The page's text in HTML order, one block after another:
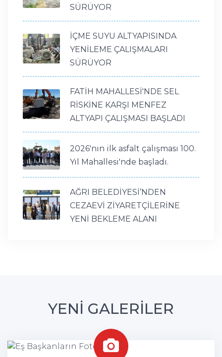
SÜRÜYOR
İÇME SUYU ALTYAPISINDA
YENİLEME ÇALIŞMALARI
SÜRÜYOR
FATİH MAHALLESİ'NDE SEL
RİSKİNE KARŞI MENFEZ
ALTYAPI ÇALIŞMASI BAŞLADI
2026'nın ilk asfalt çalışması 100.
Yıl Mahallesi'nde başladı.
AĞRI BELEDİYESİ’NDEN
CEZAEVİ ZİYARETÇİLERİNE
YENİ BEKLEME ALANI
YENİ GALERİLER